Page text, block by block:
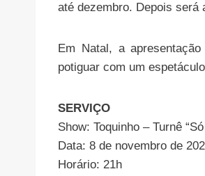
até dezembro. Depois será
Em Natal, a
potiguar com um
SERVIÇO
Show: Toquinho – Turnê
Data: 8 de novembro de
Horário: 21h